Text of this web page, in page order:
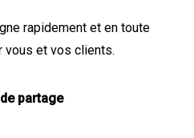
rapidement et en toute
vous et vos clients.
partage